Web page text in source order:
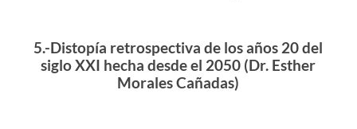
5.-Distopía retrospectiva de los años 20 del
siglo XXI hecha desde el 2050 (Dr. Esther
Morales Cañadas)